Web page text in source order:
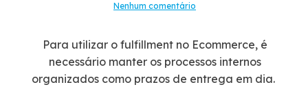
Nenhum comentário
Para utilizar o fulfillment no Ecommerce, é
necessário manter os processos internos
organizados como prazos de entrega em dia.